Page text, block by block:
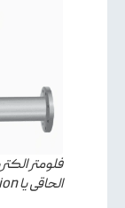
فلومتر
الحاقی یا insertion